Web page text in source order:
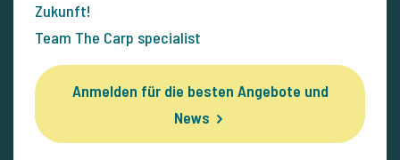
Zukunft!
Team The Carp specialist
Anmelden für die besten Angebote und
News